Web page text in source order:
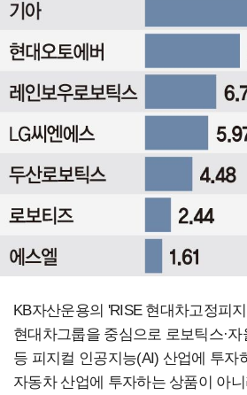
KB자산운용의 'RISE 현대차고정피
현대차그룹을 중심으로 로보틱스·자
등 피지컬 인공지능(AI) 산업에 투자
자동차 산업에 투자하는 상품이 아